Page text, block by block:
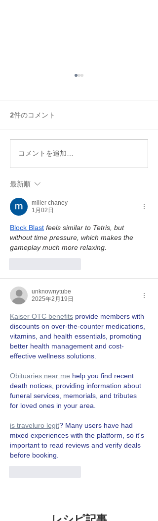
冷房病対策★6つのオーガ
ニックお手当法
2件のコメント
コメントを追加…
最新順
miller chaney
1月02日
Block Blast feels similar to Tetris, but
without time pressure, which makes the
gameplay much more relaxing.
unknownytube
2025年2月19日
Kaiser OTC benefits provide members with
discounts on over-the-counter medications,
vitamins, and health essentials, promoting
better health management and cost-
effective wellness solutions.
Obituaries near me help you find recent
death notices, providing information about
funeral services, memorials, and tributes
for loved ones in your area.
is traveluro legit? Many users have had
mixed experiences with the platform, so it's
important to read reviews and verify deals
before booking.